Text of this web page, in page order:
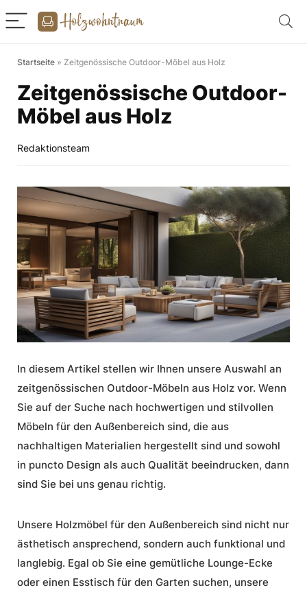
Startseite » Zeitgenössische Outdoor-Möbel aus Holz
Zeitgenössische Outdoor-
Möbel aus Holz
Redaktionsteam
In diesem Artikel stellen wir Ihnen unsere Auswahl an
zeitgenössischen Outdoor-Möbeln aus Holz vor. Wenn
Sie auf der Suche nach hochwertigen und stilvollen
Möbeln für den Außenbereich sind, die aus
nachhaltigen Materialien hergestellt sind und sowohl
in puncto Design als auch Qualität beeindrucken, dann
sind Sie bei uns genau richtig.
Unsere Holzmöbel für den Außenbereich sind nicht nur
ästhetisch ansprechend, sondern auch funktional und
langlebig. Egal ob Sie eine gemütliche Lounge-Ecke
oder einen Esstisch für den Garten suchen, unsere